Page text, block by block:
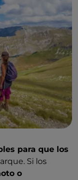
para que los
Si los
o